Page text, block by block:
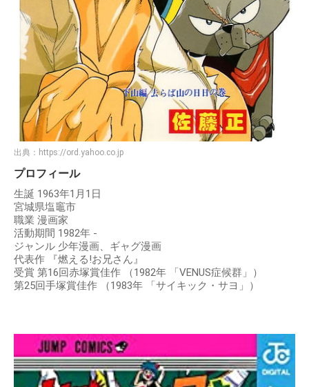
出典： https://ord.yahoo.co.jp
プロフィール
生誕 1963年1月1日
宮城県塩竈市
職業 漫画家
活動期間 1982年 -
ジャンル 少年漫画、ギャグ漫画
代表作 『燃える!お兄さん』
受賞 第16回赤塚賞佳作 （1982年 「VENUS症候群」）
第25回手塚賞佳作 （1983年 「サイキック・サヨ」）